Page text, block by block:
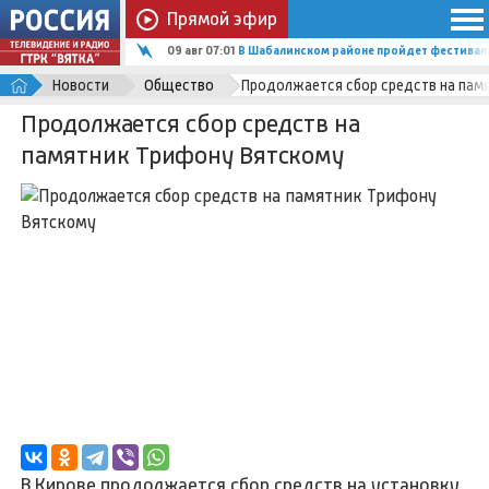
Прямой эфир
09 авг 07:01 В Шабалинском районе пройдет
Новости Общество Продолжается сбор средств на
Продолжается сбор средств на
памятник Трифону Вятскому
В Кирове продолжается сбор средств на установку